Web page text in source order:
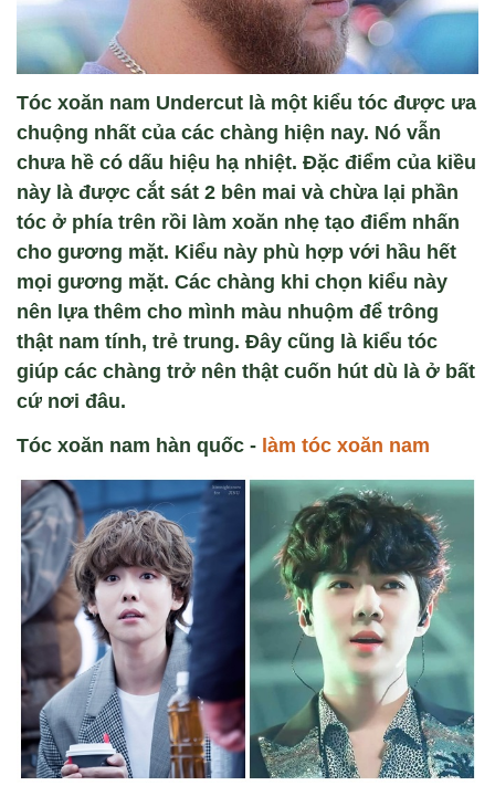
Tóc xoăn nam Undercut là một kiểu tóc được ưa
chuộng nhất của các chàng hiện nay. Nó vẫn
chưa hề có dấu hiệu hạ nhiệt. Đặc điểm của kiều
này là được cắt sát 2 bên mai và chừa lại phần
tóc ở phía trên rồi làm xoăn nhẹ tạo điểm nhấn
cho gương mặt. Kiểu này phù hợp với hầu hết
mọi gương mặt. Các chàng khi chọn kiểu này
nên lựa thêm cho mình màu nhuộm để trông
thật nam tính, trẻ trung. Đây cũng là kiểu tóc
giúp các chàng trở nên thật cuốn hút dù là ở bất
cứ nơi đâu.
Tóc xoăn nam hàn quốc - làm tóc xoăn nam